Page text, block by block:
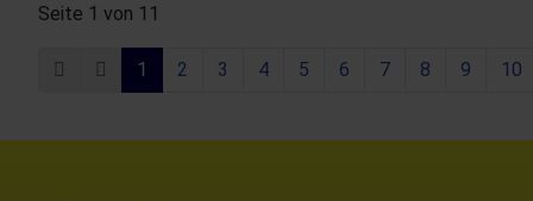
Seite 1 von 11
1 2 3 4 5 6 7 8 9 10